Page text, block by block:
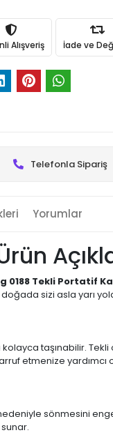
Alışveriş İade ve
Telefonla Sipariş
Yorumlar
0188 Tekli Portatif
doğada sizi asla yarı
kolayca taşınabilir.
etmenize yardımcı
sönmesini